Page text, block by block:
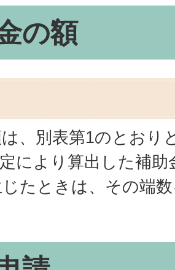
の額
、別表第1のとおり
により算出した補
たときは、その端